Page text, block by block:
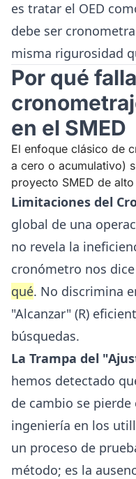
es tratar el OED
debe ser
misma rigurosidad
Por qué
en el SMED
El enfoque clásico de
a cero o acumulativo)
proyecto SMED de
Limitaciones del
global de una
no revela la
cronómetro nos dice
qué. No discrimina
"Alcanzar" (R)
búsquedas.
La Trampa del
hemos detectado
de cambio se
ingeniería en los
un proceso de
método; es la